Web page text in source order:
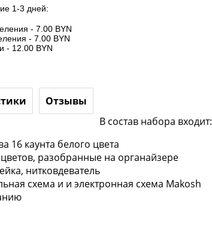
1-3 дней:
- 7.00 BYN
- 7.00 BYN
- 12.00 BYN
Отзывы
В состав набора входит:
16 каунта белого цвета
разобранные на органайзере
нитковдеватель
схема и и электронная схема Makosh